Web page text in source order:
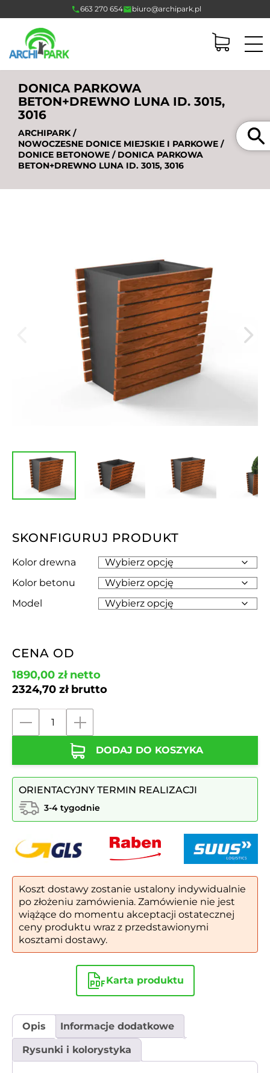
663 270 654 biuro@archipark.pl
DONICA PARKOWA
BETON+DREWNO LUNA ID. 3015,
3016
ARCHIPARK/
NOWOCZESNE DONICE MIEJSKIE I PARKOWE /
DONICE BETONOWE / DONICA PARKOWA
BETON+DREWNO LUNA ID. 3015, 3016
SKONFIGURUJ PRODUKT
Kolor drewna
Kolor betonu
Model
CENA OD
1890,00 złnetto
2324,70 złbrutto
beton+drewno
LUNA
id.
3015,
3016
DODAJ DO KOSZYKA
ORIENTACYJNY TERMIN REALIZACJI
3-4 tygodnie
Koszt dostawy zostanie ustalony indywidualnie
po złożeniu zamówienia. Zamówienie nie jest
wiążące do momentu akceptacji ostatecznej
ceny produktu wraz z przedstawionymi
kosztami dostawy.
Karta produktu
Opis Informacje dodatkowe
Rysunki i kolorystyka
Szukaj